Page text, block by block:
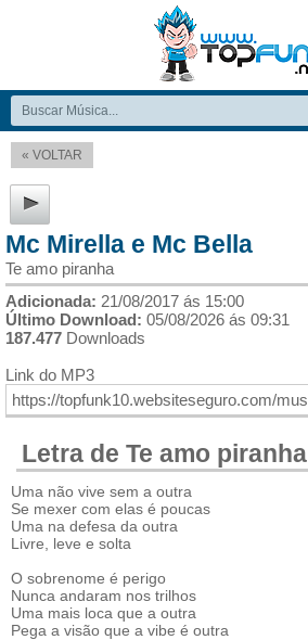
« VOLTAR
Mc Mirella e Mc Bella
Te amo piranha
Adicionada: 21/08/2017 ás 15:00
Último Download: 05/08/2026 ás 09:31
187.477 Downloads
Link do MP3
Letra de Te amo piranha
Uma não vive sem a outra
Se mexer com elas é poucas
Uma na defesa da outra
Livre, leve e solta
O sobrenome é perigo
Nunca andaram nos trilhos
Uma mais loca que a outra
Pega a visão que a vibe é outra